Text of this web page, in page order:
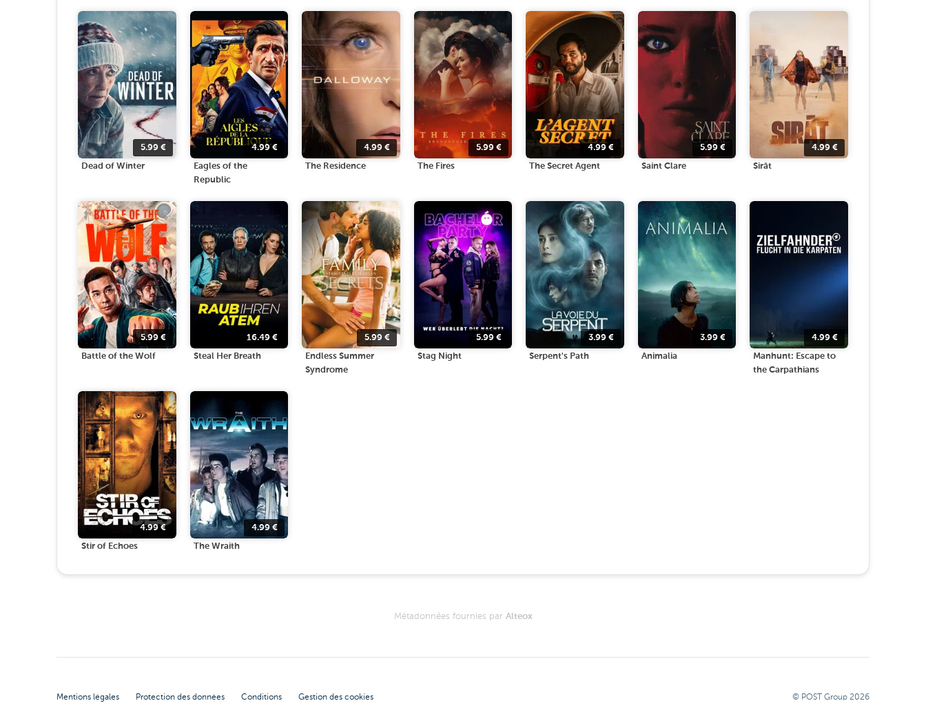
5.99€
Dead of Winter
4.99€
Eagles of the
Republic
4.99€
The Residence
5.99 €
The Fires
4.99€
The Secret Agent
5.99 €
Saint Clare
4.99€
Sirāt
5.99€
Battle of the Wolf
16.49 €
Steal Her Breath
5.99€
Endless Summer
Syndrome
5.99 €
Stag Night
3.99€
Serpent's Path
3.99 €
Animalia
4.99€
Manhunt: Escape to
the Carpathians
4.99€
Stir of Echoes
4.99 €
The Wraith
Métadonnées fournies par Alteox
Mentions légales Protection des données Conditions Gestion des cookies © POST Group 2026